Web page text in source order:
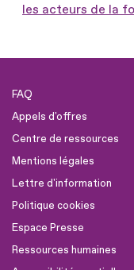
les acteurs de la
FAQ
Appels d'offres
Centre de ressources
Mentions légales
Lettre d'information
Politique cookies
Espace Presse
Ressources humaines